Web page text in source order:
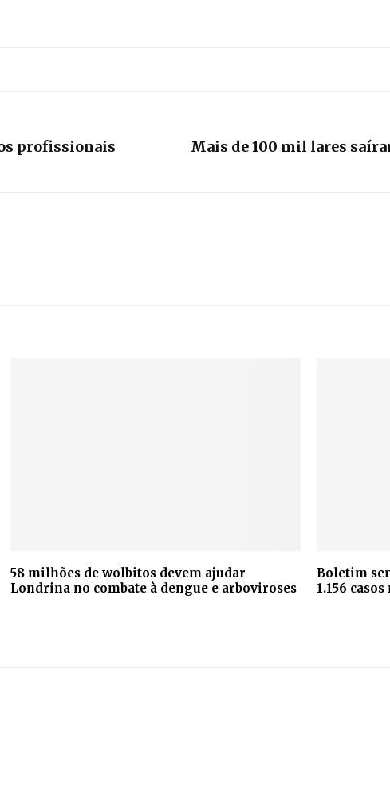
profissionais
Mais de 100 mil lares
58 milhões de wolbitos devem ajudar
Londrina no combate à dengue e arboviroses
Boletim
1.156